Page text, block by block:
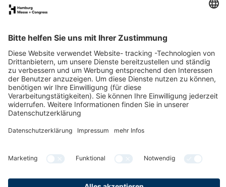
Presseservice
Downloads
Jobs & Karriere
Nachhaltigkeit
Newsletter
LinkedIn
XINGInstagram
YouTubeFacebook